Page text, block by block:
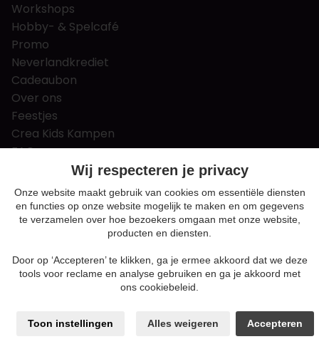
Workshops
Hobby- & Spelcafé
Promo
Neverlandkrediet
Cadeaubon
Over ons
Feestjes
Crea Kids Kampen
FAQ
Tips & tricks
Contact
Nieuws & Vacatures
Algemene voorwaarden
Privacy en cookie policy
Sitemap
Wij respecteren je privacy
Onze website maakt gebruik van cookies om essentiële diensten
en functies op onze website mogelijk te maken en om gegevens
te verzamelen over hoe bezoekers omgaan met onze website,
producten en diensten.
Door op ‘Accepteren’ te klikken, ga je ermee akkoord dat we deze
tools voor reclame en analyse gebruiken en ga je akkoord met
ons cookiebeleid.
Toon instellingen Alles weigeren Accepteren